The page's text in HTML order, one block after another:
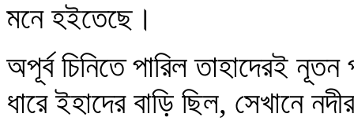
মনে হইতেছে।
অপূর্ব চিনিতে পারিল তাহাদেরই
ধারে ইহাদের বাড়ি ছিল, সেখানে